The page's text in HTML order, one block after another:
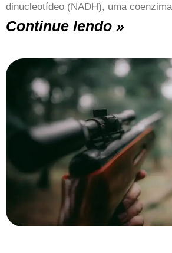
dinucleotídeo (NADH), uma
Continue lendo »